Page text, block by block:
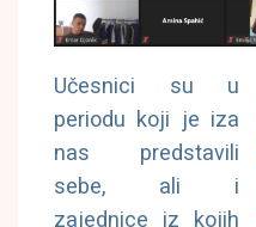
Učesnici su u
periodu koji je iza
nas predstavili
sebe, ali i
zajednice iz kojih